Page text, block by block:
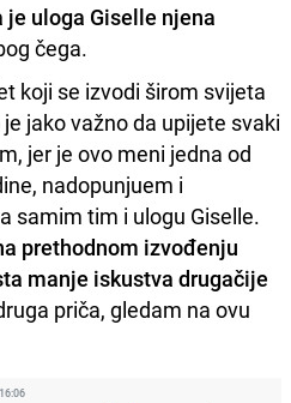
uloga Giselle njena
čega.
koji se izvodi širom svijeta
jako važno da upijete svaki
jer je ovo meni jedna od
nadopunjuem i
samim tim i ulogu Giselle.
prethodnom izvođenju
manje iskustva drugačije
priča, gledam na ovu